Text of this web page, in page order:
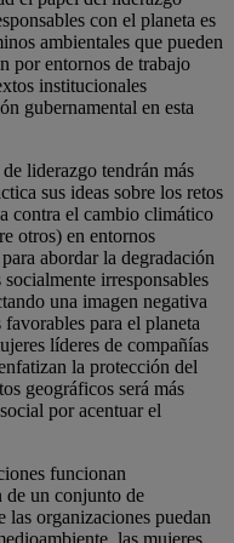
con el planeta es
ambientales que pueden
por entornos de trabajo
institucionales
gubernamental en esta
liderazgo tendrán más
sus ideas sobre los retos
contra el cambio climático
otros) en entornos
abordar la degradación
irresponsables
una imagen negativa
para el planeta
líderes de compañías
la protección del
geográficos será más
por acentuar el
funcionan
de un conjunto de
las organizaciones puedan
las mujeres